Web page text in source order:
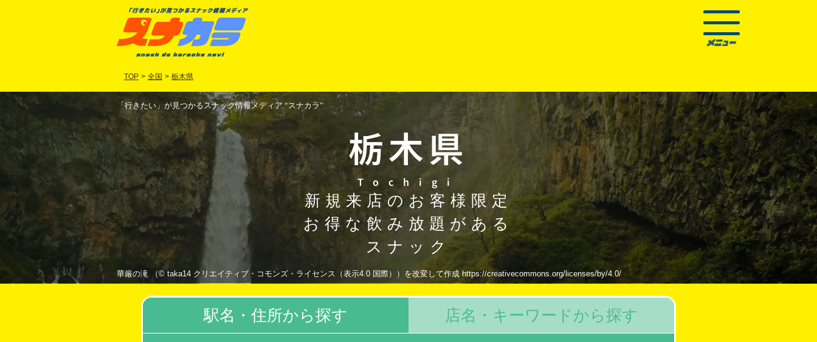
TOP > 全国 > 栃木県
「行きたい」が見つかるスナック情報メディア “スナカラ”
栃木県
Tochigi
新規来店のお客様限定
お得な飲み放題がある
スナック
華厳の滝 （© taka14 クリエイティブ・コモンズ・ライセンス（表示4.0 国際））を改変して作成 https://creativecommons.org/licenses/by/4.0/
駅名・住所から探す 店名・キーワードから探す